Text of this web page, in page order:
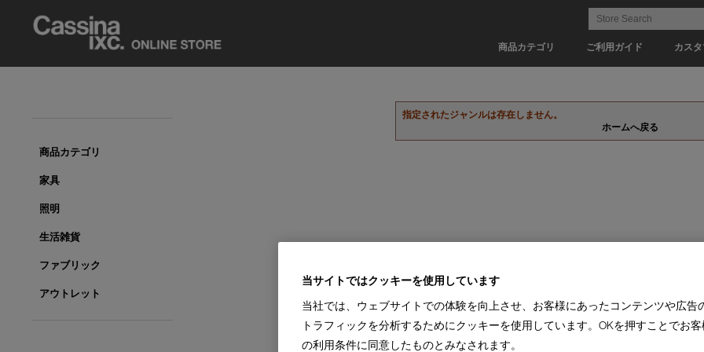
商品カテゴリ ご利用ガイド カス
指定されたジャンルは存在しません。
ホームへ戻る
商品カテゴリ
家具
照明
生活雑貨
ファブリック
アウトレット
当サイトではクッキーを使用しています
当社では、ウェブサイトでの体験を向上させ、お客様にあったコンテンツや広告
トラフィックを分析するためにクッキーを使用しています。OKを押すことでお客
の利用条件に同意したものとみなされます。